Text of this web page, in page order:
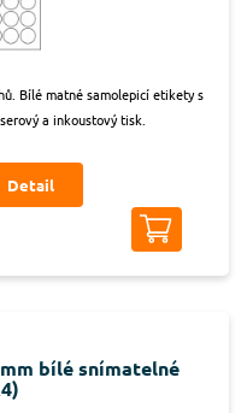
Bílé matné samolepicí etikety s
a inkoustový tisk.
Detail
bílé snímatelné